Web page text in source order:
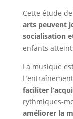
Cette étude
arts peuvent
socialisation
enfants
La musique
faciliter
rythmiques-
améliorer la